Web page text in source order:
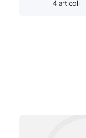
4 articoli